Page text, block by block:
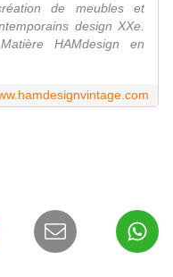
de meubles et
design XXe.
HAMdesign en